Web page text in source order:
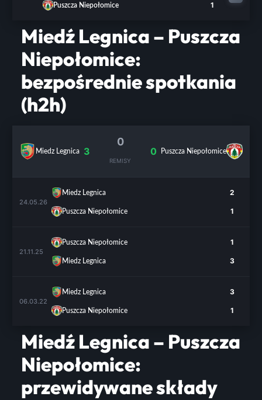
Puszcza Niepołomice 1
Miedź Legnica – Puszcza
Niepołomice:
bezpośrednie spotkania
(h2h)
Miedz Legnica 3
0
REMISY
0 Puszcza Niepołomice
24.05.26
Miedz Legnica
Puszcza Niepołomice
2
1
21.11.25
Puszcza Niepołomice
Miedz Legnica
1
3
06.03.22
Miedz Legnica
Puszcza Niepołomice
3
1
Miedź Legnica – Puszcza
Niepołomice:
przewidywane składy